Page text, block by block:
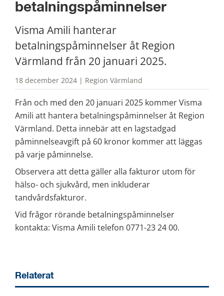
betalningspåminnelser
Visma Amili hanterar
betalningspåminnelser åt Region
Värmland från 20 januari 2025.
18 december 2024 | Region Värmland
Från och med den 20 januari 2025 kommer Visma
Amili att hantera betalningspåminnelser åt Region
Värmland. Detta innebär att en lagstadgad
påminnelseavgift på 60 kronor kommer att läggas
på varje påminnelse.
Observera att detta gäller alla fakturor utom för
hälso- och sjukvård, men inkluderar
tandvårdsfakturor.
Vid frågor rörande betalningspåminnelser
kontakta: Visma Amili telefon 0771-23 24 00.
Relaterat